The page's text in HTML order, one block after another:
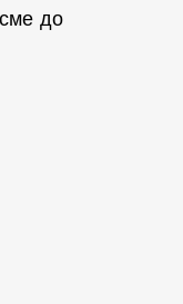
до